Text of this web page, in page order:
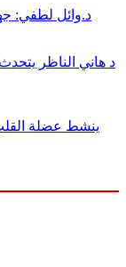
د.وائل لطفي:
د هاني الناظر
ينشط عضلة